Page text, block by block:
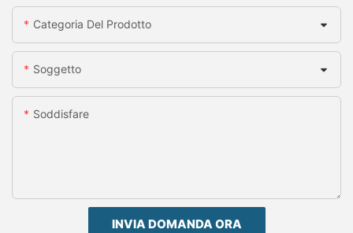
Categoria Del Prodotto
Soggetto
Soddisfare
INVIA DOMANDA ORA